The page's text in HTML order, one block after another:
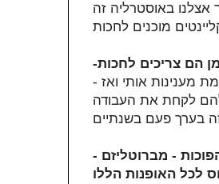
אצלנו באוסטרליה זה
- בין שנתיים לשלוש שנים. לפעמים אני מקבל הצעות שבאמת מענינות אותי ואז
להם לקחת את העבודה
- לאורך הקריירה שלך הארכיטקטורה עברה הרבה תהפוכות - מברוטליזם